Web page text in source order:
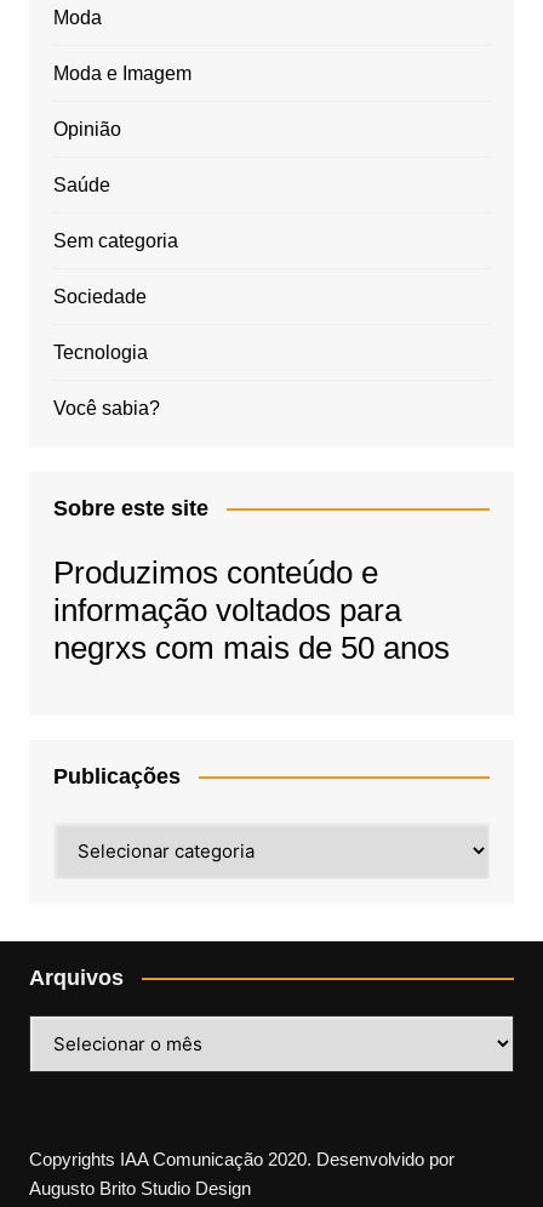
Moda
Moda e Imagem
Opinião
Saúde
Sem categoria
Sociedade
Tecnologia
Você sabia?
Sobre este site
Produzimos conteúdo e
informação voltados para
negrxs com mais de 50 anos
Publicações
Arquivos
Copyrights IAA Comunicação 2020. Desenvolvido por
Augusto Brito Studio Design